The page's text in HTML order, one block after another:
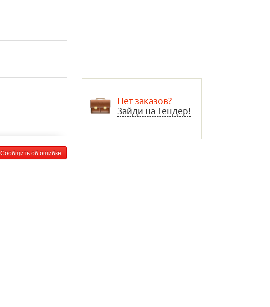
Сообщить об ошибке
Нет заказов?
Зайди на Тендер!